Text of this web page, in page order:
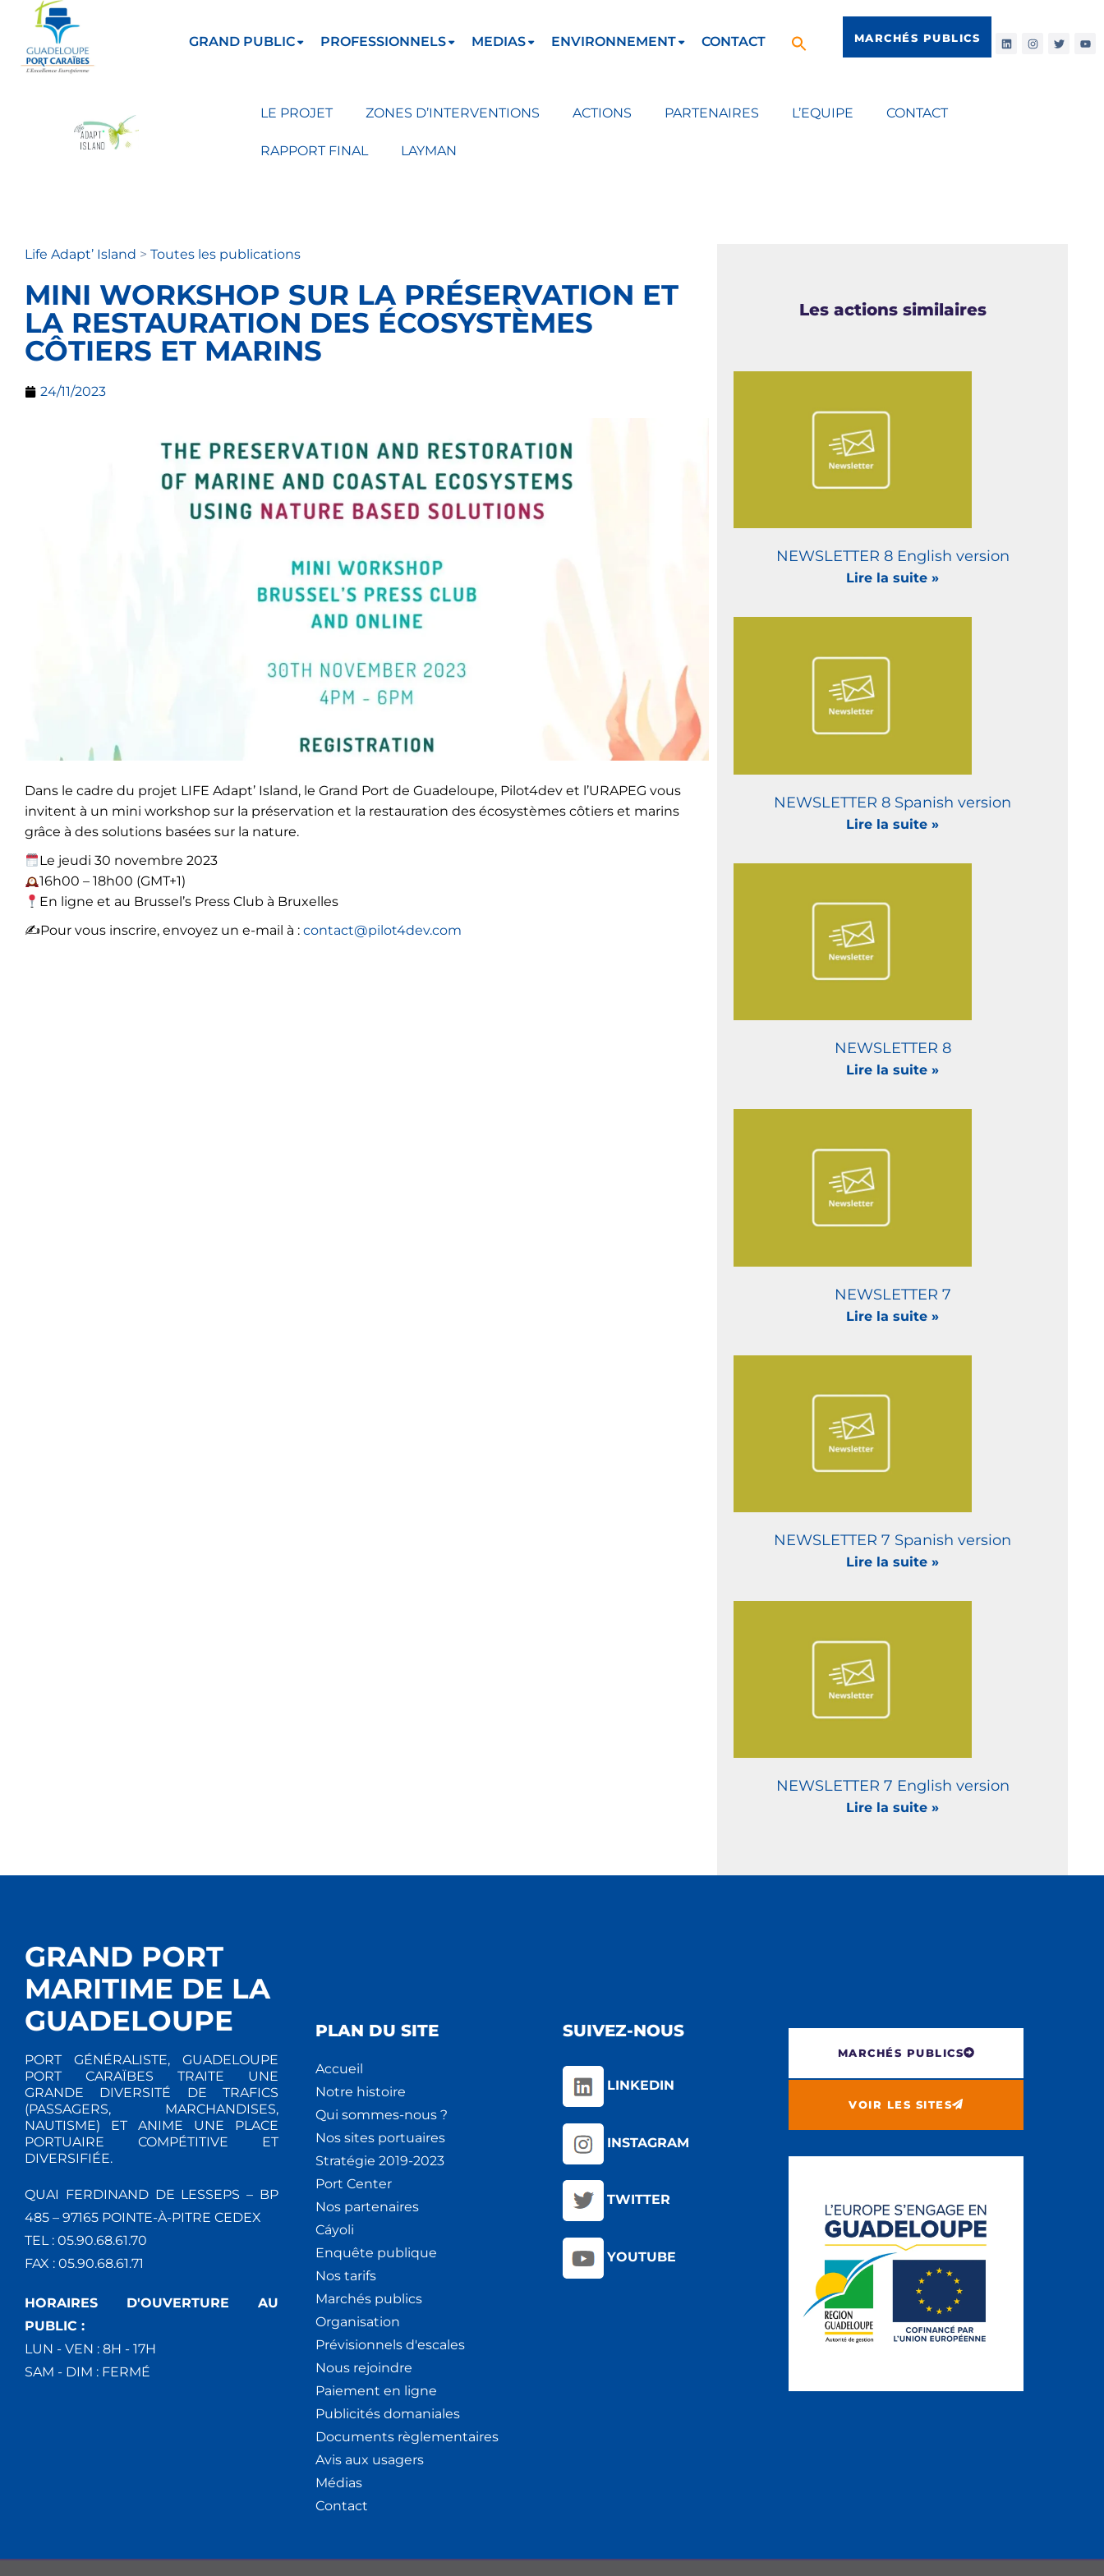
GRAND PUBLIC PROFESSIONNELS MEDIAS ENVIRONNEMENT CONTACT MARCHÉS PUBLICS
LE PROJET ZONES D’INTERVENTIONS ACTIONS PARTENAIRES L’EQUIPE CONTACT
RAPPORT FINAL LAYMAN
Life Adapt’ Island > Toutes les publications
MINI WORKSHOP SUR LA PRÉSERVATION ET
LA RESTAURATION DES ÉCOSYSTÈMES
CÔTIERS ET MARINS
24/11/2023
Dans le cadre du projet LIFE Adapt’ Island, le Grand Port de Guadeloupe, Pilot4dev et l’URAPEG vous
invitent à un mini workshop sur la préservation et la restauration des écosystèmes côtiers et marins
grâce à des solutions basées sur la nature.
Le jeudi 30 novembre 2023
16h00 – 18h00 (GMT+1)
En ligne et au Brussel’s Press Club à Bruxelles
✍️Pour vous inscrire, envoyez un e-mail à : contact@pilot4dev.com
Les actions similaires
NEWSLETTER 8 English version
Lire la suite »
NEWSLETTER 8 Spanish version
Lire la suite »
NEWSLETTER 8
Lire la suite »
NEWSLETTER 7
Lire la suite »
NEWSLETTER 7 Spanish version
Lire la suite »
NEWSLETTER 7 English version
Lire la suite »
GRAND PORT
MARITIME DE LA
GUADELOUPE
PORT GÉNÉRALISTE, GUADELOUPE
PORT CARAÏBES TRAITE UNE
GRANDE DIVERSITÉ DE TRAFICS
(PASSAGERS, MARCHANDISES,
NAUTISME) ET ANIME UNE PLACE
PORTUAIRE COMPÉTITIVE ET
DIVERSIFIÉE.
QUAI FERDINAND DE LESSEPS – BP
485 – 97165 POINTE-À-PITRE CEDEX
TEL : 05.90.68.61.70
FAX : 05.90.68.61.71
HORAIRES D'OUVERTURE AU
PUBLIC :
LUN - VEN : 8H - 17H
SAM - DIM : FERMÉ
PLAN DU SITE
Accueil
Notre histoire
Qui sommes-nous ?
Nos sites portuaires
Stratégie 2019-2023
Port Center
Nos partenaires
Cáyoli
Enquête publique
Nos tarifs
Marchés publics
Organisation
Prévisionnels d'escales
Nous rejoindre
Paiement en ligne
Publicités domaniales
Documents règlementaires
Avis aux usagers
Médias
Contact
SUIVEZ-NOUS
LINKEDIN
INSTAGRAM
TWITTER
YOUTUBE
MARCHÉS PUBLICS
VOIR LES SITES